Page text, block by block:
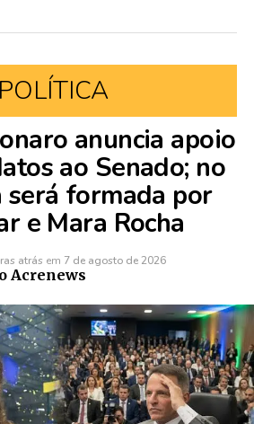
POLÍTICA
anuncia apoio
ao Senado; no
será formada por
e Mara Rocha
atrás em 7 de agosto de 2026
Acrenews